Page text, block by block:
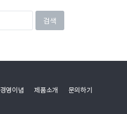
경영이념 제품소개 문의하기